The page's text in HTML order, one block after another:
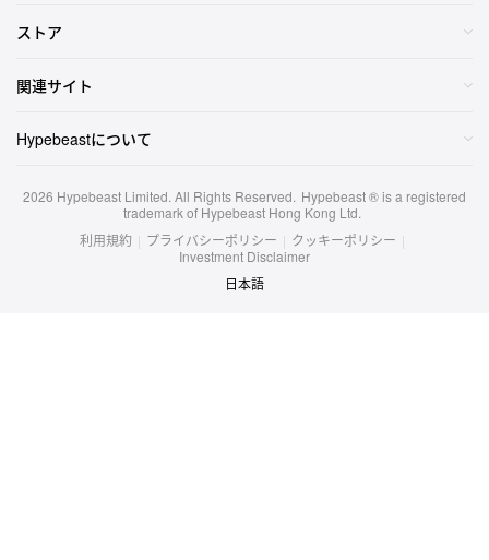
ストア
関連サイト
Hypebeastについて
2026 Hypebeast Limited. All Rights Reserved. Hypebeast ® is a registered
trademark of Hypebeast Hong Kong Ltd.
利用規約 | プライバシーポリシー | クッキーポリシー |
Investment Disclaimer
日本語